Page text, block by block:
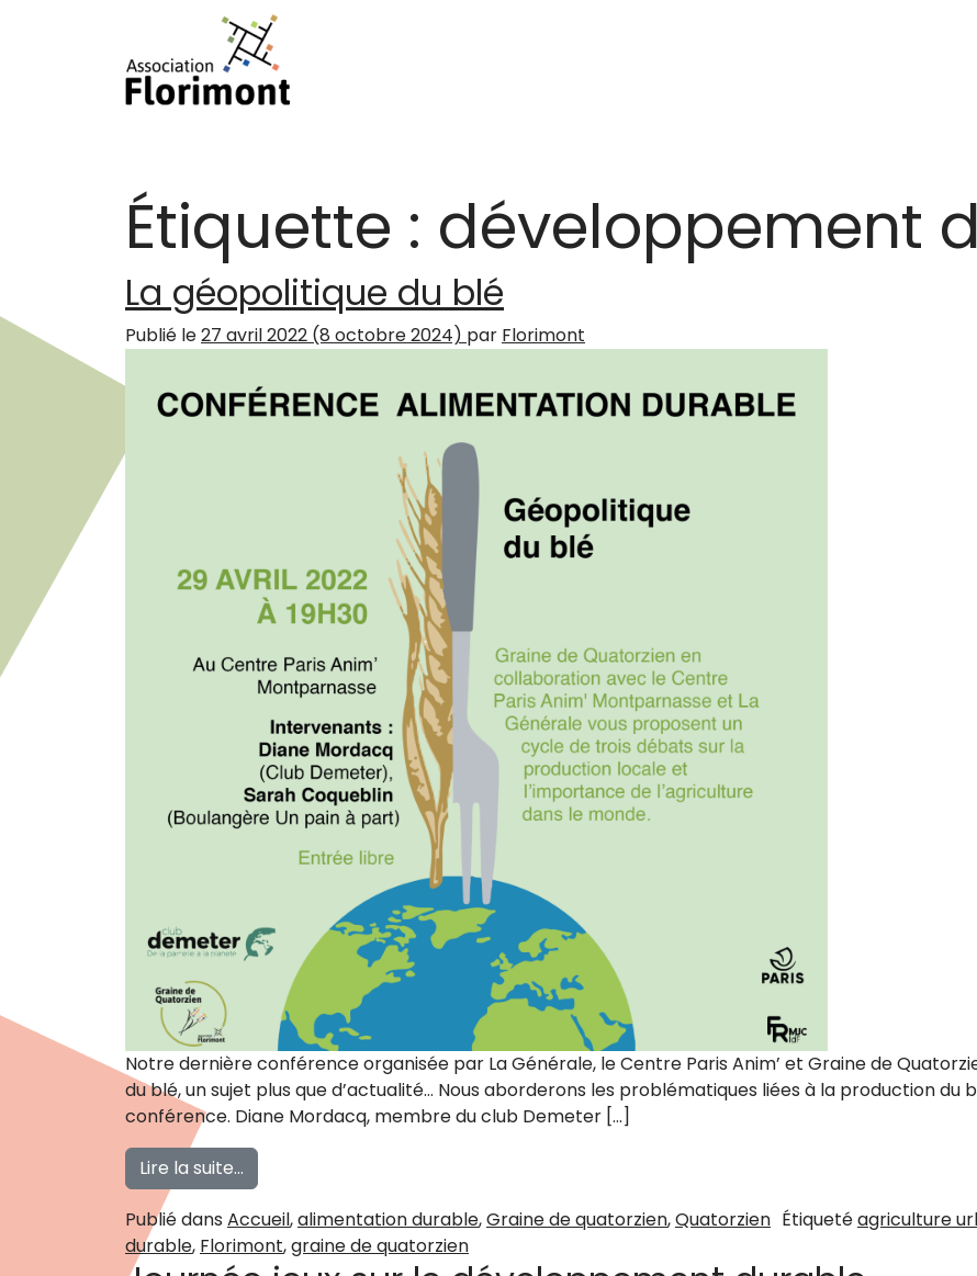
Navigation principale
Étiquette : développement
La géopolitique du blé
Publié le27 avril 2022 (8 octobre 2024) par Florimont
Notre dernière conférence organisée par La Générale, le Centre Paris Anim’ et Graine de
du blé, un sujet plus que d’actualité… Nous aborderons les problématiques liées à la production
conférence. Diane Mordacq, membre du club Demeter […]
Lire la suite…
Publié dans Accueil,alimentation durable,Graine de quatorzien,Quatorzien Étiquetéagriculture
durable, Florimont,graine de quatorzien